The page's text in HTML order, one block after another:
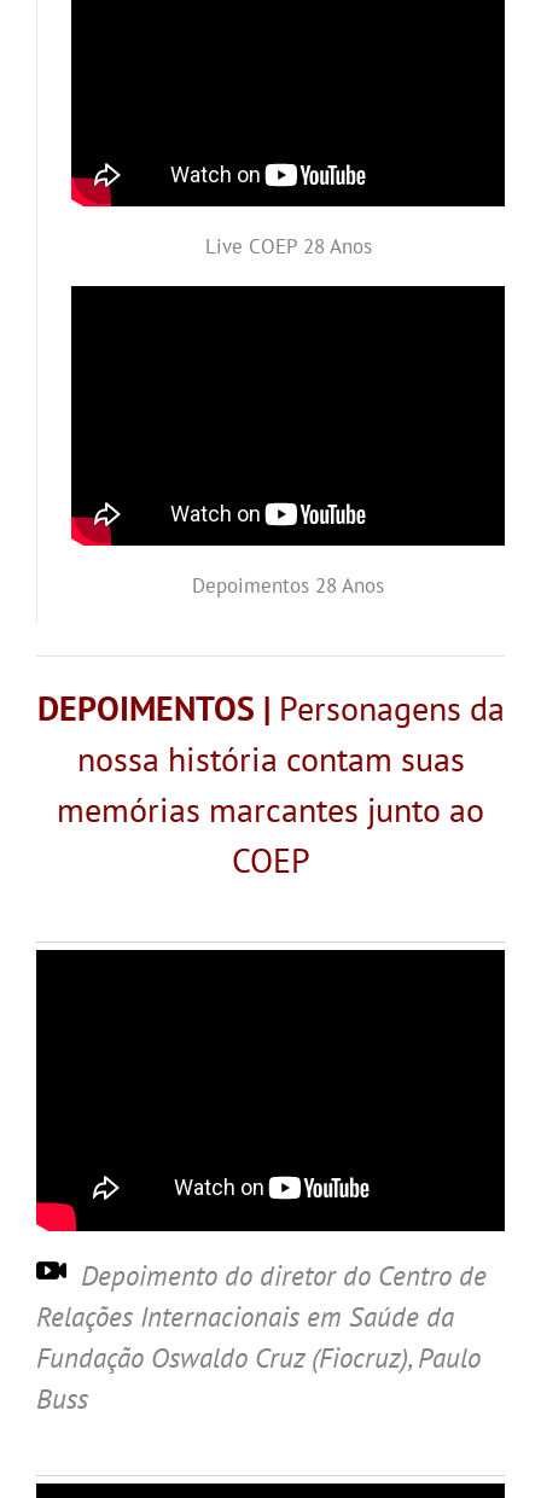
Live COEP 28 Anos
Depoimentos 28 Anos
DEPOIMENTOS | Personagens da
nossa história contam suas
memórias marcantes junto ao
COEP
Depoimento do diretor do Centro de
Relações Internacionais em Saúde da
Fundação Oswaldo Cruz (Fiocruz), Paulo
Buss